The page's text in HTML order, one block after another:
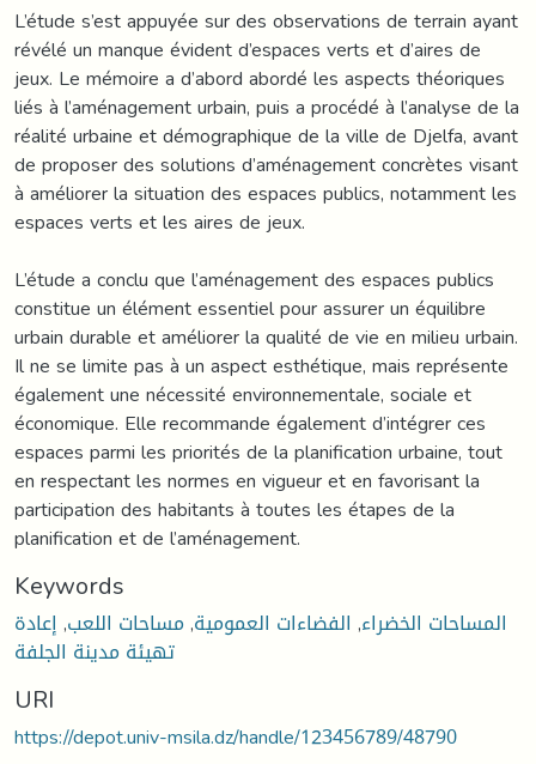
L’étude s’est appuyée sur des observations de terrain ayant
révélé un manque évident d’espaces verts et d’aires de
jeux. Le mémoire a d’abord abordé les aspects théoriques
liés à l’aménagement urbain, puis a procédé à l’analyse de la
réalité urbaine et démographique de la ville de Djelfa, avant
de proposer des solutions d’aménagement concrètes visant
à améliorer la situation des espaces publics, notamment les
espaces verts et les aires de jeux.
L’étude a conclu que l’aménagement des espaces publics
constitue un élément essentiel pour assurer un équilibre
urbain durable et améliorer la qualité de vie en milieu urbain.
Il ne se limite pas à un aspect esthétique, mais représente
également une nécessité environnementale, sociale et
économique. Elle recommande également d’intégrer ces
espaces parmi les priorités de la planification urbaine, tout
en respectant les normes en vigueur et en favorisant la
participation des habitants à toutes les étapes de la
planification et de l’aménagement.
Keywords
المساحات الخضراء, الفضاءات العمومية,مساحات اللعب,إعادة
تهيئة مدينة الجلفة
URI
https://depot.univ-msila.dz/handle/123456789/48790